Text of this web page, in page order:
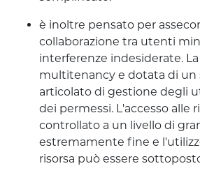
è inoltre pensato per
collaborazione tra utenti
interferenze indesiderate.
multitenancy e dotata di un
articolato di gestione degli
dei permessi. L'accesso alle
controllato a un livello di
estremamente fine e
risorsa può essere